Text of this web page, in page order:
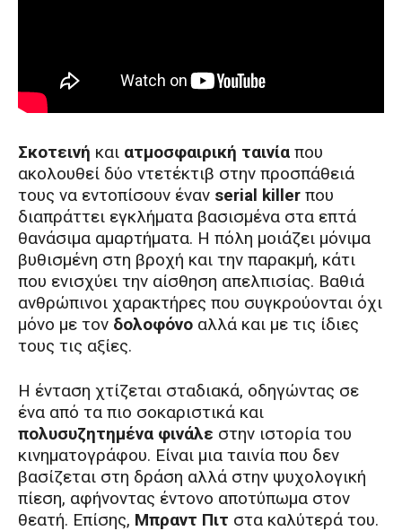
Σκοτεινή και ατμοσφαιρική ταινία που
ακολουθεί δύο ντετέκτιβ στην προσπάθειά
τους να εντοπίσουν έναν serial killer που
διαπράττει εγκλήματα βασισμένα στα επτά
θανάσιμα αμαρτήματα. Η πόλη μοιάζει μόνιμα
βυθισμένη στη βροχή και την παρακμή, κάτι
που ενισχύει την αίσθηση απελπισίας. Βαθιά
ανθρώπινοι χαρακτήρες που συγκρούονται όχι
μόνο με τον δολοφόνο αλλά και με τις ίδιες
τους τις αξίες.
Η ένταση χτίζεται σταδιακά, οδηγώντας σε
ένα από τα πιο σοκαριστικά και
πολυσυζητημένα φινάλε στην ιστορία του
κινηματογράφου. Είναι μια ταινία που δεν
βασίζεται στη δράση αλλά στην ψυχολογική
πίεση, αφήνοντας έντονο αποτύπωμα στον
θεατή. Επίσης, Μπραντ Πιτ στα καλύτερά του.